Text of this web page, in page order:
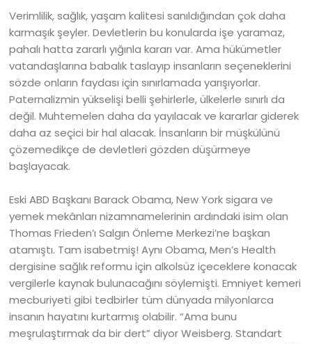
Verimlilik, sağlık, yaşam kalitesi sanıldığından çok daha
karmaşık şeyler. Devletlerin bu konularda işe yaramaz,
pahalı hatta zararlı yığınla kararı var. Ama hükümetler
vatandaşlarına babalık taslayıp insanların seçeneklerini
sözde onların faydası için sınırlamada yarışıyorlar.
Paternalizmin yükselişi belli şehirlerle, ülkelerle sınırlı da
değil. Muhtemelen daha da yayılacak ve kararlar giderek
daha az seçici bir hal alacak. İnsanların bir müşkülünü
çözemedikçe de devletleri gözden düşürmeye
başlayacak.
Eski ABD Başkanı Barack Obama, New York sigara ve
yemek mekânları nizamnamelerinin ardındaki isim olan
Thomas Frieden’ı Salgın Önleme Merkezi’ne başkan
atamıştı. Tam isabetmiş! Aynı Obama, Men’s Health
dergisine sağlık reformu için alkolsüz içeceklere konacak
vergilerle kaynak bulunacağını söylemişti. Emniyet kemeri
mecburiyeti gibi tedbirler tüm dünyada milyonlarca
insanın hayatını kurtarmış olabilir. “Ama bunu
meşrulaştırmak da bir dert” diyor Weisberg. Standart